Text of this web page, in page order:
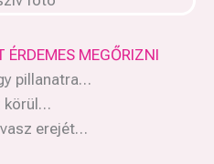
MEGŐRIZNI
pillanatra…
körül…
erejét…